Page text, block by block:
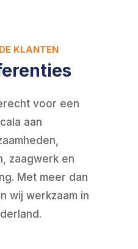
KLANTEN
voor een
aan
zaagwerk en
Met meer dan
wij werkzaam in